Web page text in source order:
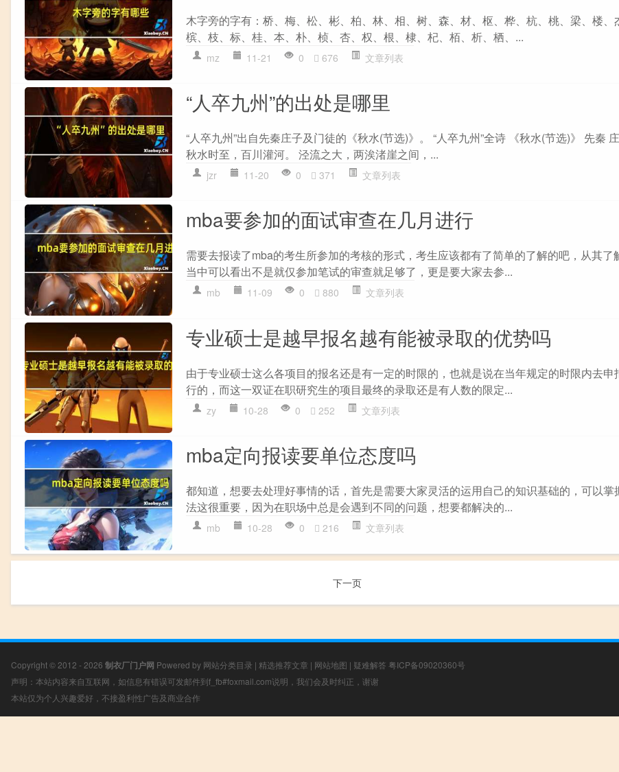
木字旁的字有：桥、梅、松、彬、柏、林、相、树、森、材、枢、桦、杭、桃、梁、楼、
槟、枝、标、桂、本、朴、桢、杏、权、根、棣、杞、栢、析、栖、...
mz 11-21 0 676 文章列表
“人卒九州”的出处是哪里
“人卒九州”出自先秦庄子及门徒的《秋​水​(节​选)》。 “人卒九州”全诗 《秋​水​(节​选)》 先秦
秋水时至，百川灌河。 泾流之大，两涘渚崖之间，...
jzr 11-20 0 371 文章列表
mba要参加的面试审查在几月进行
需要去报读了mba的考生所参加的考核的形式，考生应该都有了简单的了解的吧，从其了
当中可以看出不是就仅参加笔试的审查就足够了，更是要大家去参...
mb 11-09 0 880 文章列表
专业硕士是越早报名越有能被录取的优势吗
由于专业硕士这么各项目的报名还是有一定的时限的，也就是说在当年规定的时限内去申
行的，而这一双证在职研究生的项目最终的录取还是有人数的限定...
zy 10-28 0 252 文章列表
mba定向报读要单位态度吗
都知道，想要去处理好事情的话，首先是需要大家灵活的运用自己的知识基础的，可以掌
法这很重要，因为在职场中总是会遇到不同的问题，想要都解决的...
mb 10-28 0 216 文章列表
下一页
Copyright © 2012 - 2026 制衣厂门户网 Powered by 网站分类目录 | 精选推荐文章 | 网站地图 | 疑难解答 粤ICP备09020360号
声明：本站内容来自互联网，如信息有错误可发邮件到f_fb#foxmail.com说明，我们会及时纠正，谢谢
本站仅为个人兴趣爱好，不接盈利性广告及商业合作